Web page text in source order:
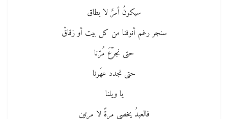
سيكونُ أمرٌ لا يطاق
سنجر رغم أنوفنا من كل بيت أو زقاقْ
حتى نجرّّعَ مُرّنا
حتى نجدد عهَرنا
يا ويلنا
فالعبدُ يخصى مرةً لا مرتين